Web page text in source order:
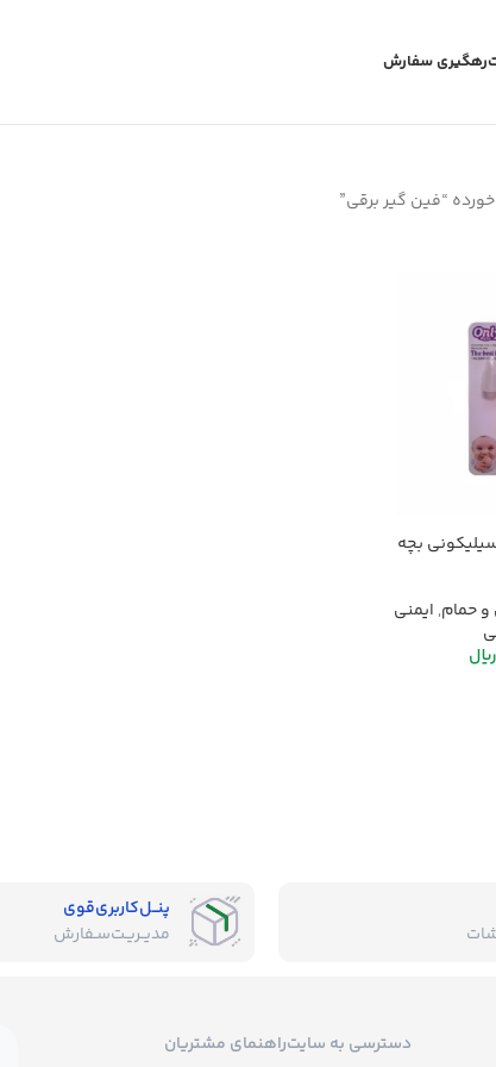
رهگیری سفارش
“فین گیر برقی”
بچه
حمام, ایمنی
ریال
پنــل‌کاربری‌قوی
مدیــریـت‌سـفارش
دسترسی به سایتراهنمای مشتریان